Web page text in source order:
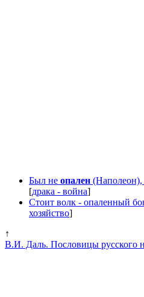
Был не опален
[драка - война]
Стоит волк - опаленный
хозяйство]
↑
В.И. Даль. Пословицы русского